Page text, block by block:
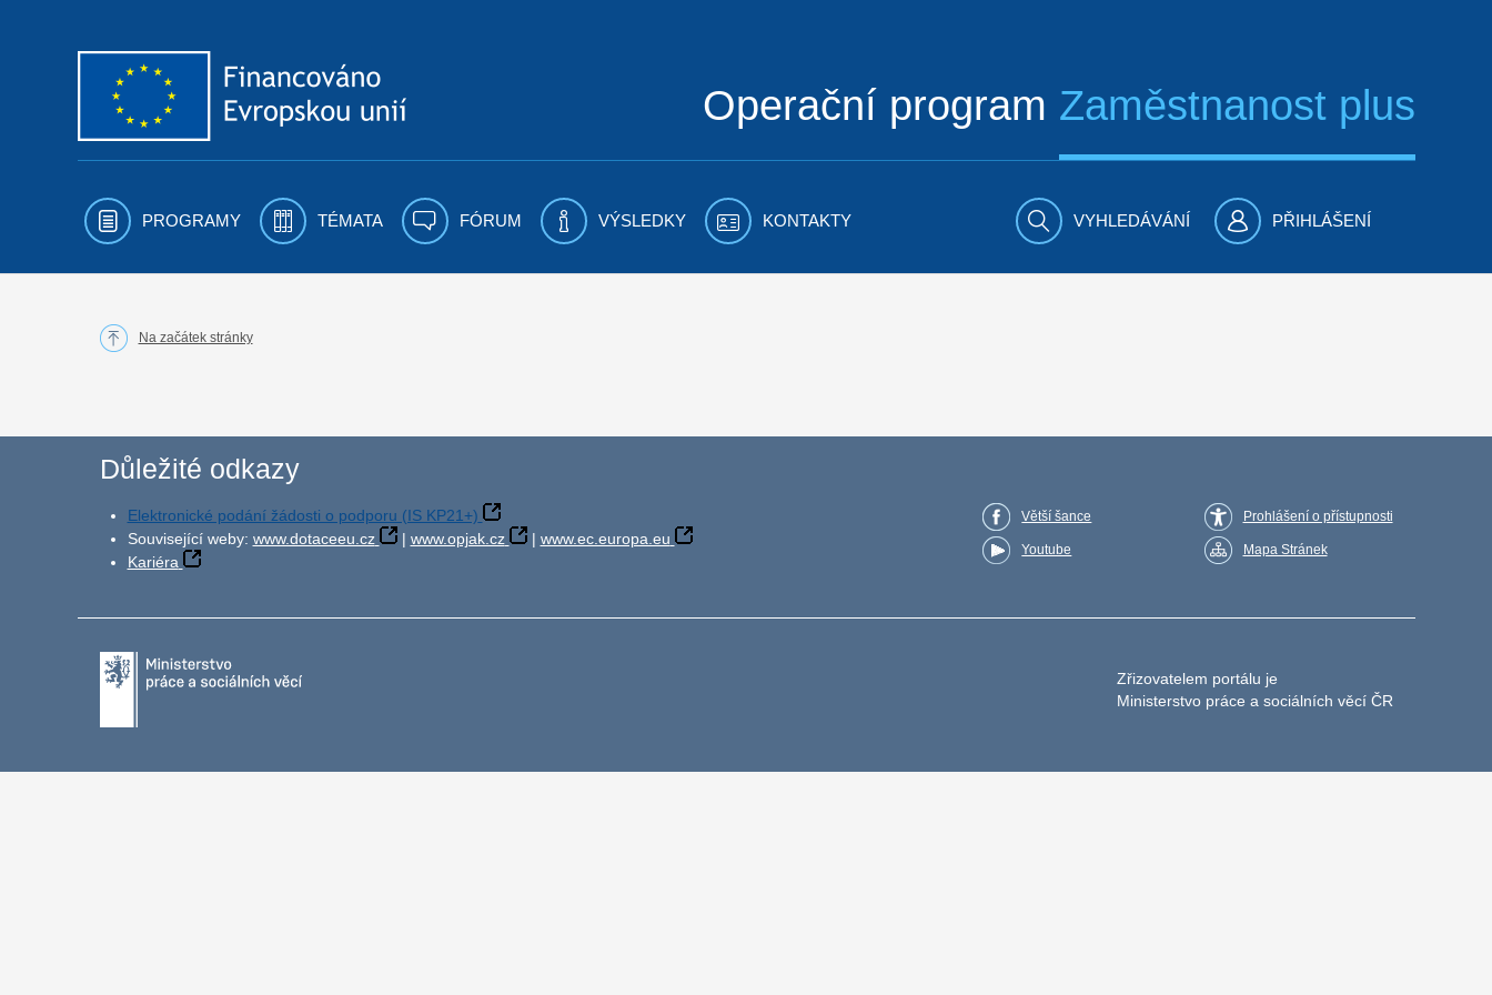
Operační program Zaměstnanost plus
PROGRAMY TÉMATA FÓRUM VÝSLEDKY KONTAKTY VYHLEDÁVÁNÍ PŘIHLÁŠENÍ
Na začátek stránky
Důležité odkazy
Elektronické podání žádosti o podporu (IS KP21+)
Související weby: www.dotaceeu.cz | www.opjak.cz | www.ec.europa.eu
Kariéra
Větší šance
Youtube
Prohlášení o přístupnosti
Mapa Stránek
Zřizovatelem portálu je
Ministerstvo práce a sociálních věcí ČR